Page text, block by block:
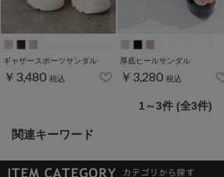
ギャザースポーツサンダル
￥3,480 税込
厚底ヒールサンダル
￥3,280 税込
1～3件 (全3件)
関連キーワード